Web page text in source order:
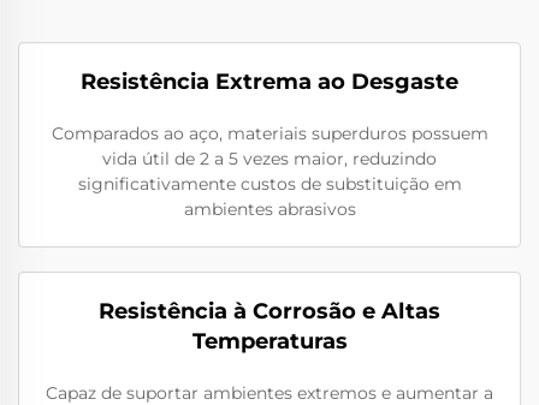
Resistência Extrema ao Desgaste
Comparados ao aço, materiais superduros possuem
vida útil de 2 a 5 vezes maior, reduzindo
significativamente custos de substituição em
ambientes abrasivos
Resistência à Corrosão e Altas
Temperaturas
Capaz de suportar ambientes extremos e aumentar a